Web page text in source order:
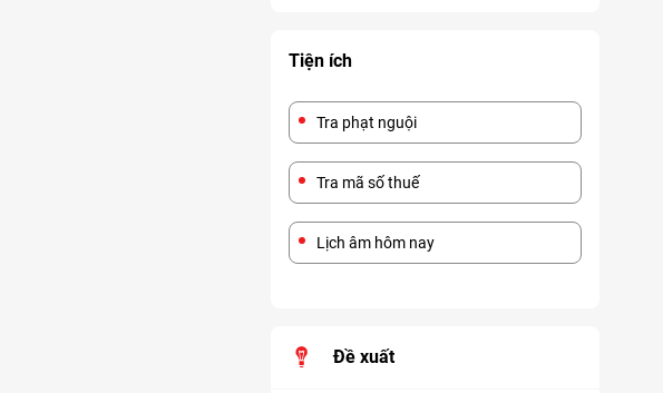
Tiện ích
Tra phạt nguội
Tra mã số thuế
Lịch âm hôm nay
Đề xuất